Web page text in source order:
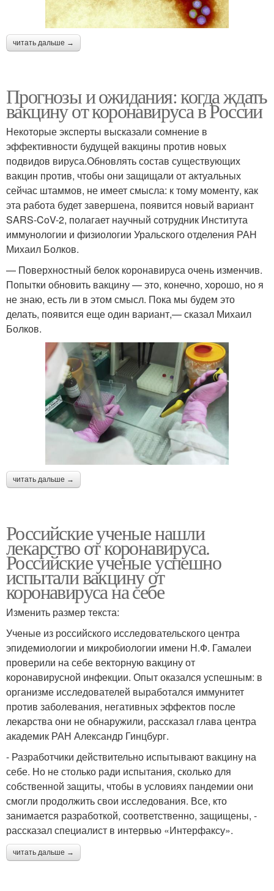
читать дальше →
Прогнозы и ожидания: когда ждать
вакцину от коронавируса в России
Некоторые эксперты высказали сомнение в
эффективности будущей вакцины против новых
подвидов вируса.Обновлять состав существующих
вакцин против, чтобы они защищали от актуальных
сейчас штаммов, не имеет смысла: к тому моменту, как
эта работа будет завершена, появится новый вариант
SARS-CoV-2, полагает научный сотрудник Института
иммунологии и физиологии Уральского отделения РАН
Михаил Болков.
— Поверхностный белок коронавируса очень изменчив.
Попытки обновить вакцину — это, конечно, хорошо, но я
не знаю, есть ли в этом смысл. Пока мы будем это
делать, появится еще один вариант,— сказал Михаил
Болков.
читать дальше →
Российские ученые нашли
лекарство от коронавируса.
Российские ученые успешно
испытали вакцину от
коронавируса на себе
Изменить размер текста:
Ученые из российского исследовательского центра
эпидемиологии и микробиологии имени Н.Ф. Гамалеи
проверили на себе векторную вакцину от
коронавирусной инфекции. Опыт оказался успешным: в
организме исследователей выработался иммунитет
против заболевания, негативных эффектов после
лекарства они не обнаружили, рассказал глава центра
академик РАН Александр Гинцбург.
- Разработчики действительно испытывают вакцину на
себе. Но не столько ради испытания, сколько для
собственной защиты, чтобы в условиях пандемии они
смогли продолжить свои исследования. Все, кто
занимается разработкой, соответственно, защищены, -
рассказал специалист в интервью «Интерфаксу».
читать дальше →